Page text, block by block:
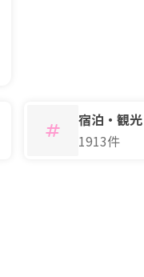
宿泊・観光
1913件